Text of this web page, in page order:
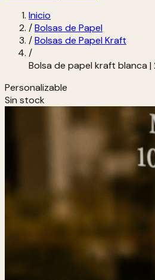
Inicio
/Bolsas de Papel
/Bolsas de Papel Kraft
/
Bolsa de papel kraft blanca |
Personalizable
Sin stock